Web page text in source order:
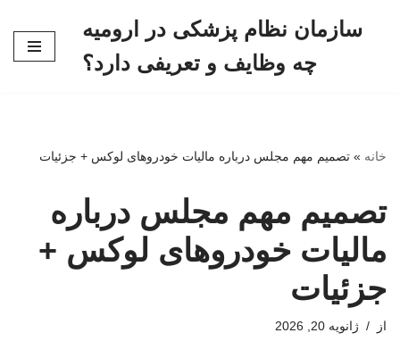
سازمان نظام پزشکی در ارومیه
چه وظایف و تعریفی دارد؟
خانه » تصمیم مهم مجلس درباره مالیات خودروهای لوکس + جزئیات
تصمیم مهم مجلس درباره
مالیات خودروهای لوکس +
جزئیات
از ژانویه 20, 2026